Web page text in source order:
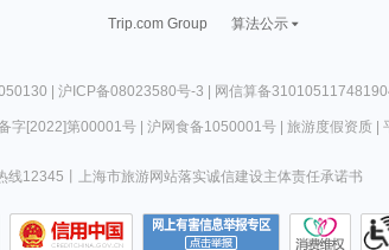
Trip.com Group
算法公示
| 沪ICP备08023580号-3 | 网信算备
字[2022]第00001号| 沪网食备1050001号| 旅游度假资质|
线12345 上海市旅游网站落实诚信建设主体责任承诺书